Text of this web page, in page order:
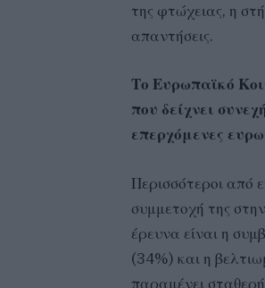
της φτώχειας, η
απαντήσεις.
Το Ευρωπαϊκό
που δείχνει
επερχόμενες
Περισσότεροι από
συμμετοχή της
έρευνα είναι η
(34%) και η
παραμένει